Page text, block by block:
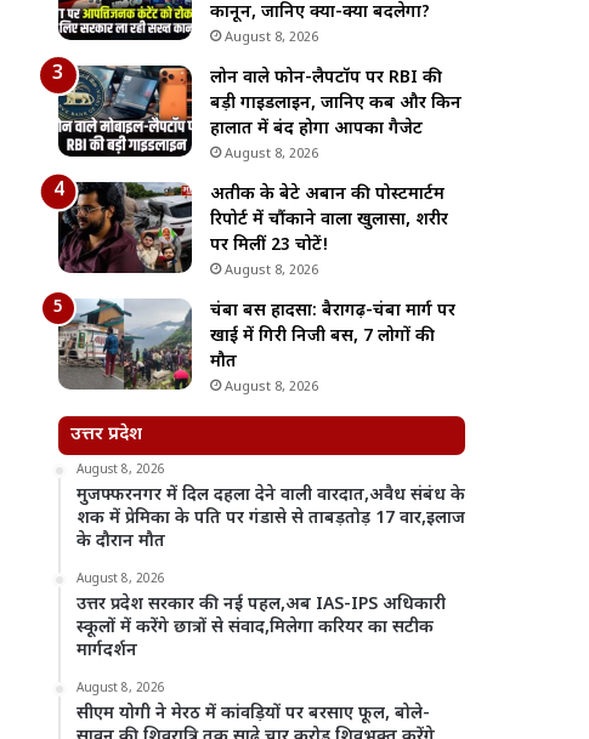
कानून, जानिए क्या-क्या बदलेगा?
August 8, 2026
लोन वाले फोन-लैपटॉप पर RBI की
बड़ी गाइडलाइन, जानिए कब और किन
हालात में बंद होगा आपका गैजेट
August 8, 2026
अतीक के बेटे अबान की पोस्टमार्टम
रिपोर्ट में चौंकाने वाला खुलासा, शरीर
पर मिलीं 23 चोटें!
August 8, 2026
चंबा बस हादसा: बैरागढ़-चंबा मार्ग पर
खाई में गिरी निजी बस, 7 लोगों की
मौत
August 8, 2026
उत्तर प्रदेश
August 8, 2026
मुजफ्फरनगर में दिल दहला देने वाली वारदात,अवैध संबंध के
शक में प्रेमिका के पति पर गंडासे से ताबड़तोड़ 17 वार,इलाज
के दौरान मौत
August 8, 2026
उत्तर प्रदेश सरकार की नई पहल,अब IAS-IPS अधिकारी
स्कूलों में करेंगे छात्रों से संवाद,मिलेगा करियर का सटीक
मार्गदर्शन
August 8, 2026
सीएम योगी ने मेरठ में कांवड़ियों पर बरसाए फूल, बोले-